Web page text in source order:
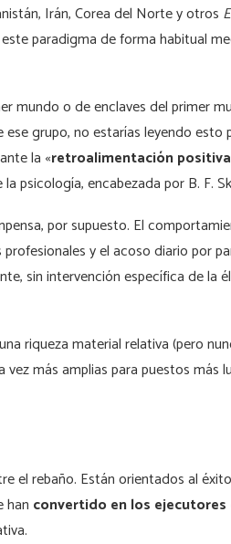
Irán, Corea del Norte y otros
paradigma de forma habitual
mundo o de enclaves del primer
grupo, no estarías leyendo esto
la «retroalimentación positiva
psicología, encabezada por B. F.
por supuesto. El
y el acoso diario por
sin intervención específica de la
riqueza material relativa (pero
más amplias para puestos más
el rebaño. Están orientados al
han convertido en los